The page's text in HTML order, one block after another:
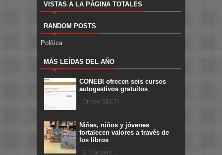
VISTAS A LA PÁGINA TOTALES
RANDOM POSTS
Política
MÁS LEÍDAS DEL AÑO
CONEBI ofrecen seis cursos
autogestivos gratuitos
Ofrece SECTI ...
Niñas, niños y jóvenes
fortalecen valores a través de
los libros
El Consejo ...